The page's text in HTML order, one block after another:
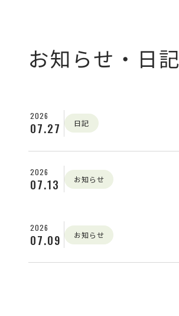
お知らせ・日記
2026
07.27 日記
2026
07.13 お知らせ
2026
07.09 お知らせ